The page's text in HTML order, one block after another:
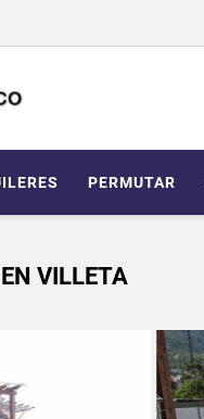
PERMUTAR
VILLETA